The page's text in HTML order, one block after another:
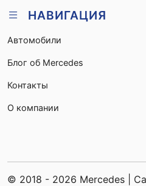
НАВИГАЦИЯ
Автомобили
Блог об Mercedes
Контакты
О компании
© 2018 - 2026 Mercedes |